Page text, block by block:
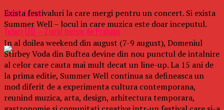
Don't Miss
Tuburi LED – Ziarul Incisiv de Prahova
Exista festivaluri la care mergi pentru un concert. Si exista
Summer Well – locul in care muzica este doar inceputul.
In al doilea weekend din august (7-9 august), Domeniul
Stirbey Voda din Buftea devine din nou punctul de intalnire
al celor care cauta mai mult decat un line-up. La 15 ani de
la prima editie, Summer Well continua sa defineasca un
mod diferit de a experimenta cultura contemporana,
reunind muzica, arta, design, arhitectura temporara,